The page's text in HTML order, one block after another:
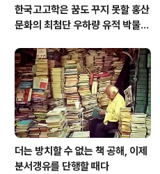
한국고고학은 꿈도 꾸지 못할 홍산
문화의 최첨단 우하량 유적 박물관
더는 방치할 수 없는 책 공해, 이제
분서갱유를 단행할 때다